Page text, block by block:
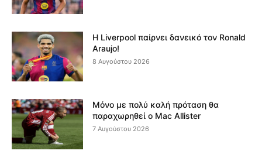
Η Liverpool παίρνει δανεικό τον Ronald
Araujo!
8 Αυγούστου 2026
Μόνο με πολύ καλή πρόταση θα
παραχωρηθεί ο Mac Allister
7 Αυγούστου 2026